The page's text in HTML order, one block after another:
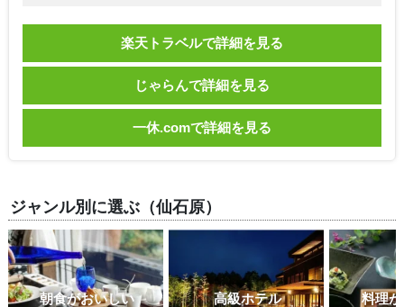
楽天トラベルで詳細を見る
じゃらんで詳細を見る
一休.comで詳細を見る
ジャンル別に選ぶ（仙石原）
朝食がおいしい 高級ホテル 料理